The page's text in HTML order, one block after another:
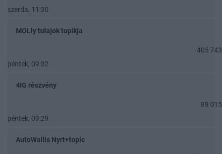
szerda, 11:30
MOLly tulajok topikja
405 743
péntek, 09:32
4IG részvény
89 015
péntek, 09:29
AutoWallis Nyrt+topic